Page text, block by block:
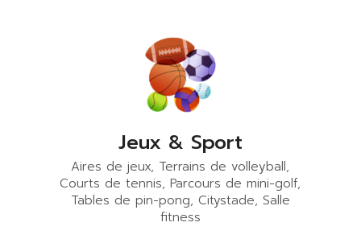
Jeux & Sport
Aires de jeux, Terrains de volleyball,
Courts de tennis, Parcours de mini-golf,
Tables de pin-pong, Citystade, Salle
fitness